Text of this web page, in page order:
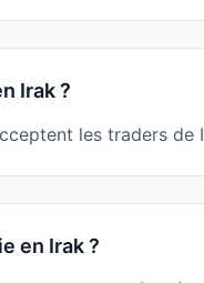
Irak ?
les traders de
en Irak ?